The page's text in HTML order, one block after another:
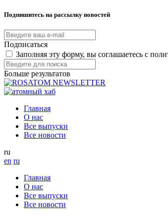
Подпишитесь на рассылку новостей
Подписаться
Заполняя эту форму, вы соглашаетесь с
Больше результатов
Главная
О нас
Все выпуски
Все новости
ru
en ru
Главная
О нас
Все выпуски
Все новости